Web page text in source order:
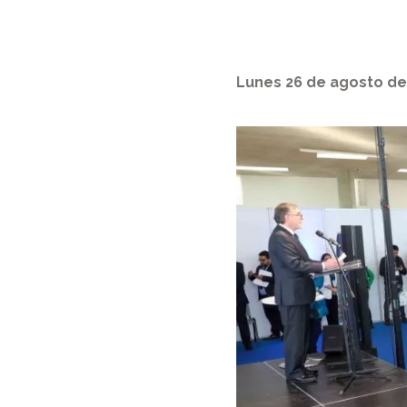
Lunes 26 de agosto